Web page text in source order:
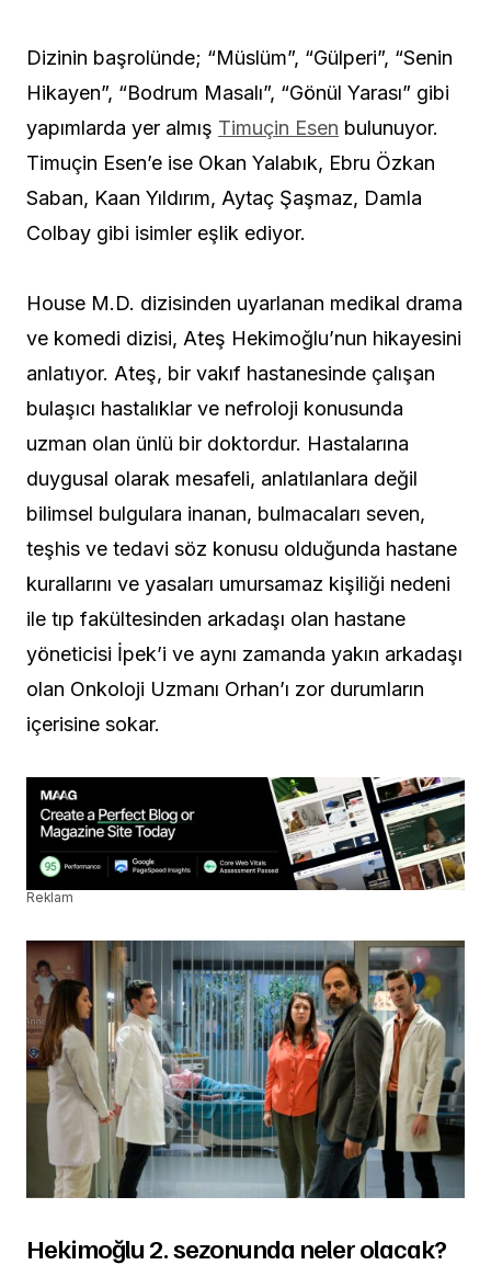
Dizinin başrolünde; “Müslüm”, “Gülperi”, “Senin
Hikayen”, “Bodrum Masalı”, “Gönül Yarası” gibi
yapımlarda yer almış Timuçin Esen bulunuyor.
Timuçin Esen’e ise Okan Yalabık, Ebru Özkan
Saban, Kaan Yıldırım, Aytaç Şaşmaz, Damla
Colbay gibi isimler eşlik ediyor.
House M.D. dizisinden uyarlanan medikal drama
ve komedi dizisi, Ateş Hekimoğlu’nun hikayesini
anlatıyor. Ateş, bir vakıf hastanesinde çalışan
bulaşıcı hastalıklar ve nefroloji konusunda
uzman olan ünlü bir doktordur. Hastalarına
duygusal olarak mesafeli, anlatılanlara değil
bilimsel bulgulara inanan, bulmacaları seven,
teşhis ve tedavi söz konusu olduğunda hastane
kurallarını ve yasaları umursamaz kişiliği nedeni
ile tıp fakültesinden arkadaşı olan hastane
yöneticisi İpek’i ve aynı zamanda yakın arkadaşı
olan Onkoloji Uzmanı Orhan’ı zor durumların
içerisine sokar.
Reklam
Hekimoğlu 2. sezonunda neler olacak?